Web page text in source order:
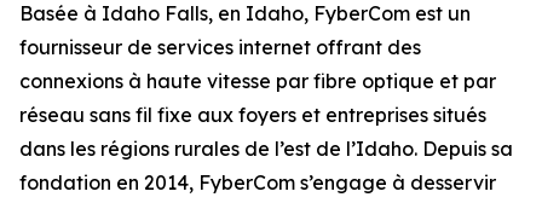
Basée à Idaho Falls, en Idaho, FyberCom est un
fournisseur de services internet offrant des
connexions à haute vitesse par fibre optique et par
réseau sans fil fixe aux foyers et entreprises situés
dans les régions rurales de l’est de l’Idaho. Depuis sa
fondation en 2014, FyberCom s’engage à desservir